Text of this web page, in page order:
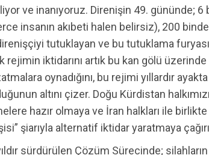
ve inanıyoruz. Direnişin 49. gününde;
insanın akıbeti halen belirsiz), 200
tutuklayan ve bu tutuklama
iktidarını artık bu kan gölü üzerinde
oynadığını, bu rejimi yıllardır
altını çizer. Doğu Kürdistan
hazır olmaya ve İran halkları ile
şiarıyla alternatif iktidar yaratmaya
sürdürülen Çözüm Sürecinde; silahların